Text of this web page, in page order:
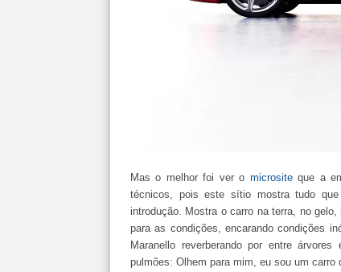
Mas o melhor foi ver o micrositeque a
técnicos, pois este sítio mostra tudo
introdução. Mostra o carro na terra, no
para as condições, encarando condições
Maranello reverberando por entre
pulmões: Olhem para mim, eu sou um carro